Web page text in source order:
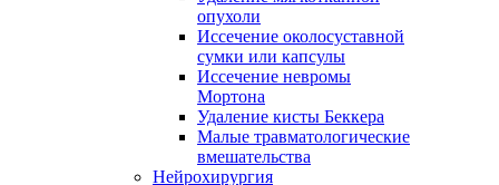
опухоли
Иссечение околосуставной
сумки или капсулы
Иссечение невромы
Мортона
Удаление кисты Беккера
Малые травматологические
вмешательства
Нейрохирургия